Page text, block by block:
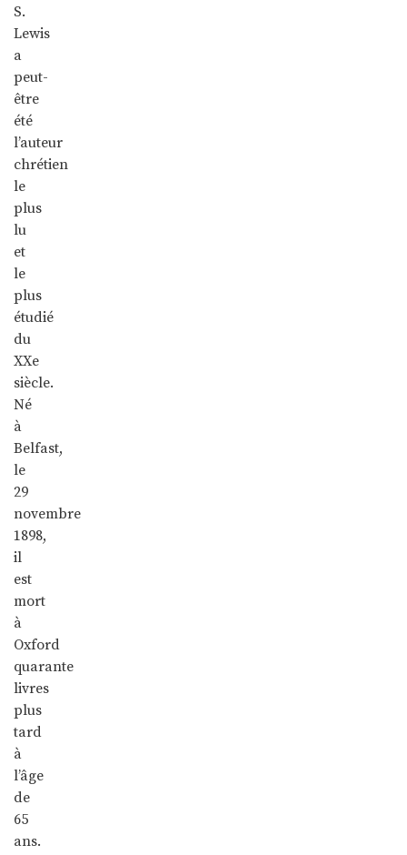
S.
Lewis
a
peut-
être
été
l’auteur
chrétien
le
plus
lu
et
le
plus
étudié
du
XXe
siècle.
Né
à
Belfast,
le
29
novembre
1898,
il
est
mort
à
Oxford
quarante
livres
plus
tard
à
l’âge
de
65
ans.